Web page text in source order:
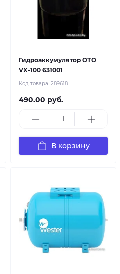
Гидроаккумулятор ОТО
VX-100 631001
Код товара: 289618
490.00 руб.
В корзину